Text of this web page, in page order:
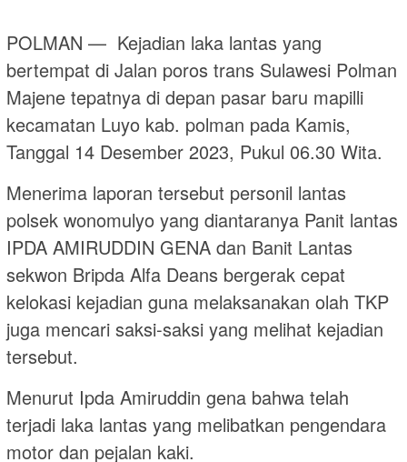
POLMAN — Kejadian laka lantas yang
bertempat di Jalan poros trans Sulawesi Polman
Majene tepatnya di depan pasar baru mapilli
kecamatan Luyo kab. polman pada Kamis,
Tanggal 14 Desember 2023, Pukul 06.30 Wita.
Menerima laporan tersebut personil lantas
polsek wonomulyo yang diantaranya Panit lantas
IPDA AMIRUDDIN GENA dan Banit Lantas
sekwon Bripda Alfa Deans bergerak cepat
kelokasi kejadian guna melaksanakan olah TKP
juga mencari saksi-saksi yang melihat kejadian
tersebut.
Menurut Ipda Amiruddin gena bahwa telah
terjadi laka lantas yang melibatkan pengendara
motor dan pejalan kaki.